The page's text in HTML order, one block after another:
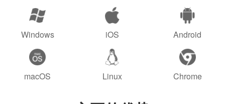
Windows iOS Android
macOS Linux Chrome